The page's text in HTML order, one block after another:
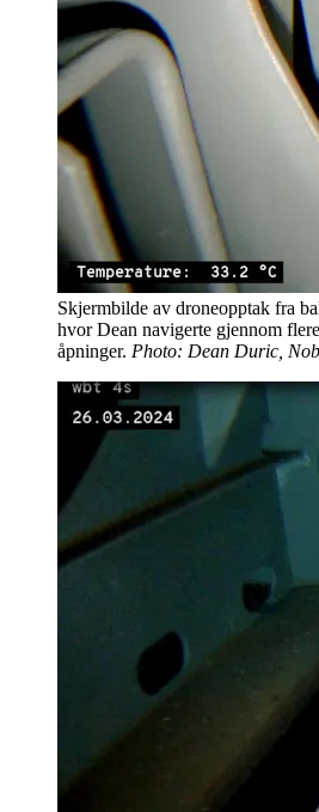
Skjermbilde av droneopptak fra
hvor Dean navigerte gjennom
åpninger. Photo: Dean Duric,